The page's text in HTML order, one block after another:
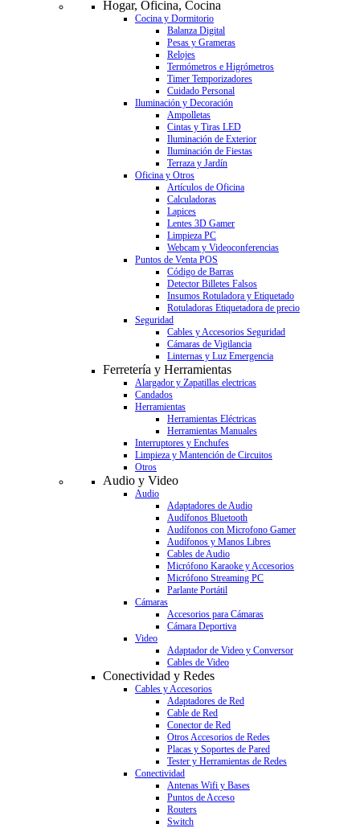
Hogar, Oficina, Cocina
Cocina y Dormitorio
Balanza Digital
Pesas y Grameras
Relojes
Termómetros e Higrómetros
Timer Temporizadores
Cuidado Personal
Iluminación y Decoración
Ampolletas
Cintas y Tiras LED
Iluminación de Exterior
Iluminación de Fiestas
Terraza y Jardín
Oficina y Otros
Artículos de Oficina
Calculadoras
Lapices
Lentes 3D Gamer
Limpieza PC
Webcam y Videoconferencias
Puntos de Venta POS
Código de Barras
Detector Billetes Falsos
Insumos Rotuladora y Etiquetado
Rotuladoras Etiquetadora de precio
Seguridad
Cables y Accesorios Seguridad
Cámaras de Vigilancia
Linternas y Luz Emergencia
Ferretería y Herramientas
Alargador y Zapatillas electricas
Candados
Herramientas
Herramientas Eléctricas
Herramientas Manuales
Interruptores y Enchufes
Limpieza y Mantención de Circuitos
Otros
Audio y Video
Audio
Adaptadores de Audio
Audífonos Bluetooth
Audífonos con Microfono Gamer
Audífonos y Manos Libres
Cables de Audio
Micrófono Karaoke y Accesorios
Micrófono Streaming PC
Parlante Portátil
Cámaras
Accesorios para Cámaras
Cámara Deportiva
Video
Adaptador de Video y Conversor
Cables de Video
Conectividad y Redes
Cables y Accesorios
Adaptadores de Red
Cable de Red
Conector de Red
Otros Accesorios de Redes
Placas y Soportes de Pared
Tester y Herramientas de Redes
Conectividad
Antenas Wifi y Bases
Puntos de Acceso
Routers
Switch